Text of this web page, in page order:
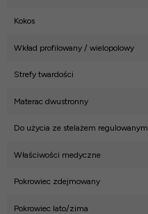
Kokos
Wkład profilowany / wielopolowy
Strefy twardości
Materac dwustronny
Do użycia ze stelażem regulowanym
Właściwości medyczne
Pokrowiec zdejmowany
Pokrowiec lato/zima